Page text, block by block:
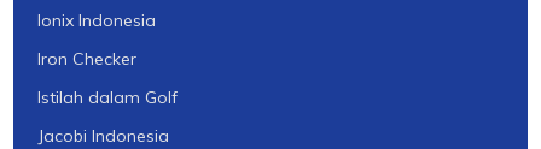
Ionix Indonesia
Iron Checker
Istilah dalam Golf
Jacobi Indonesia